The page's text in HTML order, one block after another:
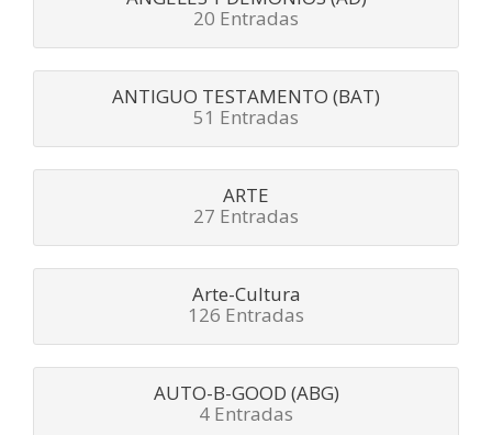
20 Entradas
ANTIGUO TESTAMENTO (BAT)
51 Entradas
ARTE
27 Entradas
Arte-Cultura
126 Entradas
AUTO-B-GOOD (ABG)
4 Entradas